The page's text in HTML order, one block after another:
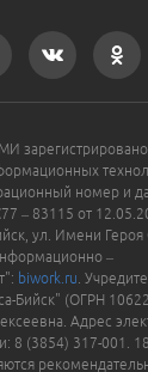
номер и
– 83115 от
ул. Имени Героя
–
biwork.ru .
Бийск" (ОГРН
Адрес
8 (3854) 317-001.